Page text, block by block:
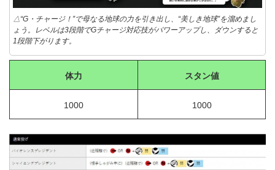
△“G・チャージ！”で母なる地球の力を引き出し、“美しき地球”を溜めまし
ょう。レベルは3段階でGチャージ対応技がパワーアップし、ダウンすると
1段階下がります。
体力 スタン値
1000 1000